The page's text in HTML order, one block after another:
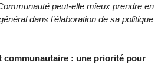
peut-elle mieux prendre en
dans l’élaboration de sa politique
communautaire : une priorité pour